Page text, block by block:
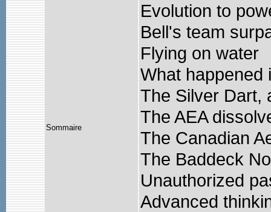
Sommaire
Evolution to
Bell's team
Flying on water
What happened
The Silver Dart,
The AEA
The Canadian
The Baddeck
Unauthorized
Advanced